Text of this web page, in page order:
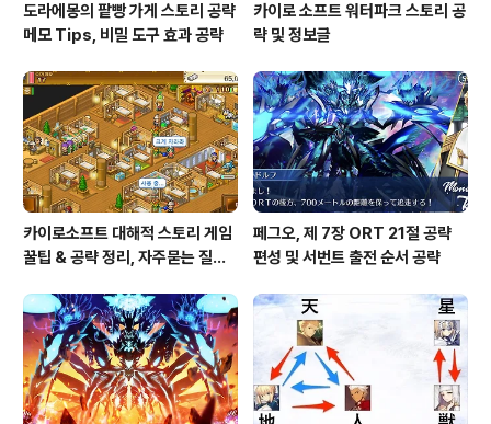
도라에몽의 팥빵 가게 스토리 공략
메모 Tips, 비밀 도구 효과 공략
카이로 소프트 워터파크 스토리 공
략 및 정보글
카이로소프트 대해적 스토리 게임
꿀팁 & 공략 정리, 자주묻는 질문
페그오, 제 7장 ORT 21절 공략
편성 및 서번트 출전 순서 공략